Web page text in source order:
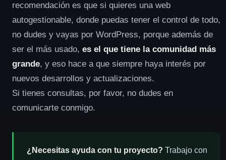
recomendación es que si quieres una web
autogestionable, donde puedas tener el control de todo,
no dudes y vayas por WordPress, porque además de
ser el más usado, es el que tiene la comunidad más
grande, y eso hace a que siempre haya interés por
nuevos desarrollos y actualizaciones.
Si tienes consultas, por favor, no dudes en
comunicarte conmigo.
¿Necesitas ayuda con tu proyecto? Trabajo con